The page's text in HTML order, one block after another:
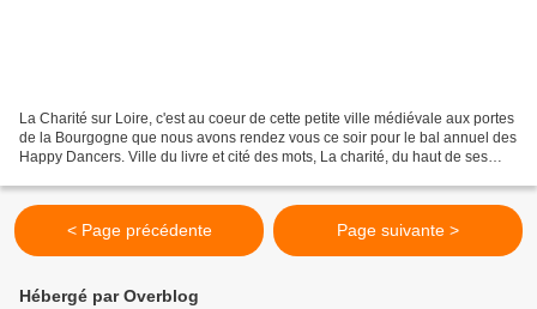
La Charité sur Loire, c'est au coeur de cette petite ville médiévale aux portes
de la Bourgogne que nous avons rendez vous ce soir pour le bal annuel des
Happy Dancers. Ville du livre et cité des mots, La charité, du haut de ses
< Page précédente Page suivante >
Hébergé par Overblog